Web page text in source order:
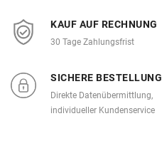
KAUF AUF RECHNUNG
30 Tage Zahlungsfrist
SICHERE BESTELLUNG
Direkte Datenübermittlung,
individueller Kundenservice